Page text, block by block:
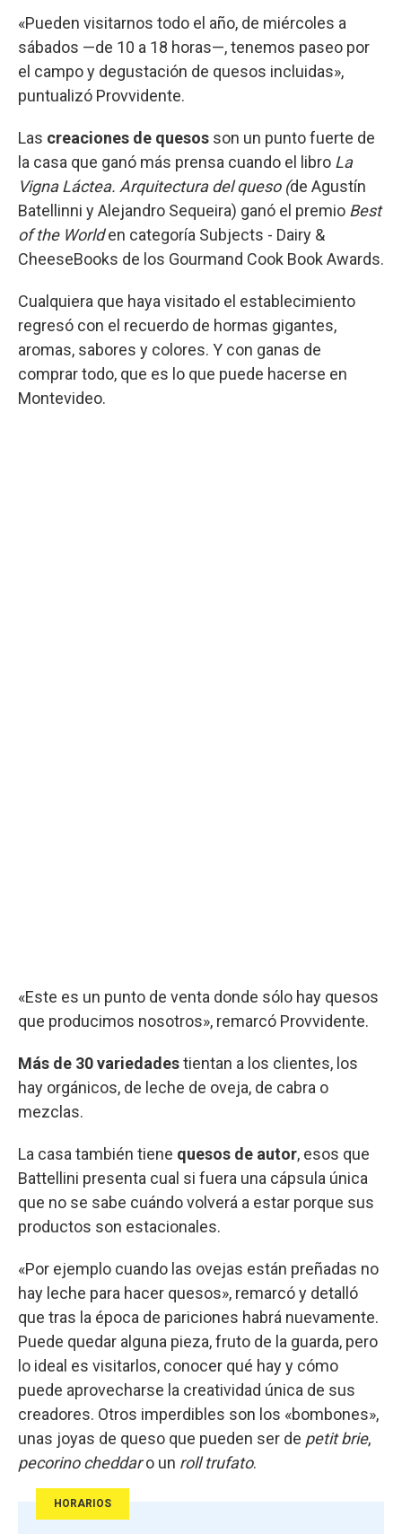
«Pueden visitarnos todo el año, de miércoles a
sábados —de 10 a 18 horas—, tenemos paseo por
el campo y degustación de quesos incluidas»,
puntualizó Provvidente.
Las creaciones de quesos son un punto fuerte de
la casa que ganó más prensa cuando el libro La
Vigna Láctea. Arquitectura del queso (de Agustín
Batellinni y Alejandro Sequeira) ganó el premio Best
of the Worlden categoría Subjects - Dairy &
CheeseBooks de los Gourmand Cook Book Awards.
Cualquiera que haya visitado el establecimiento
regresó con el recuerdo de hormas gigantes,
aromas, sabores y colores. Y con ganas de
comprar todo, que es lo que puede hacerse en
Montevideo.
«Este es un punto de venta donde sólo hay quesos
que producimos nosotros», remarcó Provvidente.
Más de 30 variedadestientan a los clientes, los
hay orgánicos, de leche de oveja, de cabra o
mezclas.
La casa también tiene quesos de autor, esos que
Battellini presenta cual si fuera una cápsula única
que no se sabe cuándo volverá a estar porque sus
productos son estacionales.
«Por ejemplo cuando las ovejas están preñadas no
hay leche para hacer quesos», remarcó y detalló
que tras la época de pariciones habrá nuevamente.
Puede quedar alguna pieza, fruto de la guarda, pero
lo ideal es visitarlos, conocer qué hay y cómo
puede aprovecharse la creatividad única de sus
creadores. Otros imperdibles son los «bombones»,
unas joyas de queso que pueden ser de petit brie,
pecorino cheddaro un roll trufato.
HORARIOS